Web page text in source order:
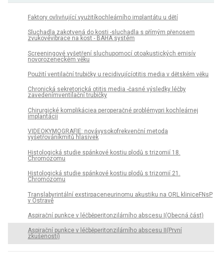
Faktory ovlivňující využitíkochleárního implantátu u dětí
Sluchadla zakotvená do kosti -sluchadla s přímým přenosem
zvukovévibrace na kost - BAHA systém
Screeningové vyšetření sluchupomocí otoakustických emisív
novorozeneckém věku
Použití ventilační trubičky u recidivujícíotitis media v dětském věku
Chronická sekretorická otitis media -časné výsledky léčby
zavedenímventilační trubičky
Chirurgické komplikáciea peroperačné problémypri kochleárnej
implantácii
VIDEOKYMOGRAFIE: novávysokofrekvenční metoda
vyšetřováníkmitů hlasivek
Histologická studie spánkové kostiu plodů s trizomií 18.
Chromozomu
Histologická studie spánkové kostiu plodů s trizomií 21.
Chromozomu
Translabyrintální exstirpaceneurinomu akustiku na ORL kliniceFNsP
v Ostravě
Aspirační punkce v léčběperitonzilárního abscesu I(Obecná část)
Aspirační punkce v léčběperitonzilárního abscesu II(První
zkušenosti)